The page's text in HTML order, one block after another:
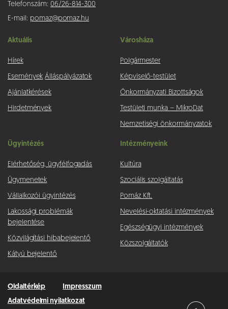
Telefonszám: 06/26-814-300
E-mail: pomaz@pomaz.hu
Aktuális
Hírek
Események Álláspályázatok
Ajánlatkérések
Hirdetmények
Városháza
Polgármester
Képviselő-testület
Önkormányzati Bizottságok
Testületi munka – MikroDat
Nemzetiségi önkormányzatok
Ügyintézés
Elérhetőség, ügyfélfogadás
Ügymenetek
Vállalkozói ügyintézés
Lakossági problémák
bejelentése
Közvilágítási hibabejelentő
Kátyú bejelentő
Intézményeink
Kultúra
Szociális szolgáltatás
Pomáz Kft.
Nevelési-oktatási intézmények
Egészségügyi intézmények
Közszolgáltatók
Oldaltérkép
Impresszum
Adatvédelmi nyilatkozat